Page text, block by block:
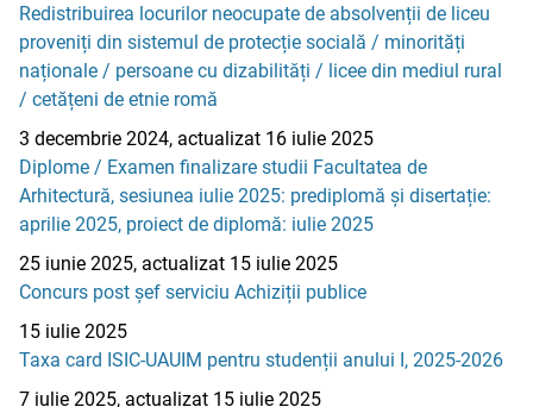
Redistribuirea locurilor neocupate de absolvenții de liceu
proveniți din sistemul de protecție socială / minorități
naționale / persoane cu dizabilități / licee din mediul rural
/ cetățeni de etnie romă
3 decembrie 2024, actualizat 16 iulie 2025
Diplome / Examen finalizare studii Facultatea de
Arhitectură, sesiunea iulie 2025: prediplomă și disertație:
aprilie 2025, proiect de diplomă: iulie 2025
25 iunie 2025, actualizat 15 iulie 2025
Concurs post șef serviciu Achiziții publice
15 iulie 2025
Taxa card ISIC-UAUIM pentru studenții anului I, 2025-2026
7 iulie 2025, actualizat 15 iulie 2025